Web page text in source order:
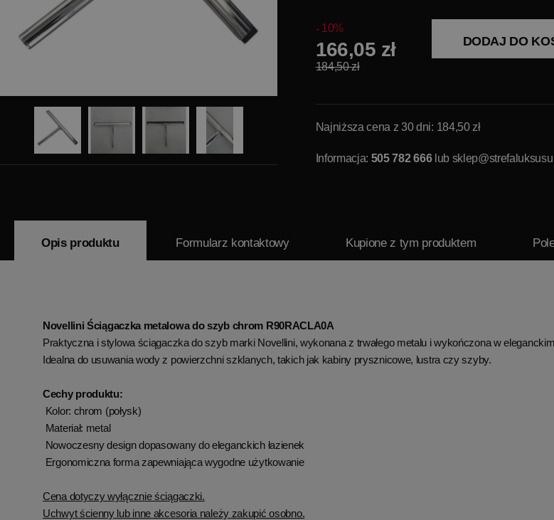
10%
166,05 zł
184,50 zł
DODAJ DO
Najniższa cena z 30 dni: 184,50 zł
Informacja: 505 782 666lub
Opis produktu Formularz kontaktowy Kupione z tym produktem
Novellini Ściągaczka metalowa do szyb chrom R90RACLA0A
Praktyczna i stylowa ściągaczka do szyb marki Novellini, wykonana z trwałego metalu i wykończona w
Idealna do usuwania wody z powierzchni szklanych, takich jak kabiny prysznicowe, lustra czy szyby.
Cechy produktu:
Kolor: chrom (połysk)
Materiał: metal
Nowoczesny design dopasowany do eleganckich łazienek
Ergonomiczna forma zapewniająca wygodne użytkowanie
Cena dotyczy wyłącznie ściągaczki.
Uchwyt ścienny lub inne akcesoria należy zakupić osobno.